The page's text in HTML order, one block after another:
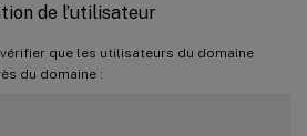
de l’utilisateur
que les utilisateurs du domaine
du domaine :